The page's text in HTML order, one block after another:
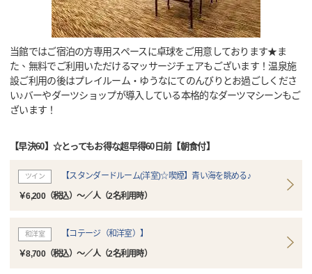
当館ではご宿泊の方専用スペースに卓球をご用意しております★ま
た、無料でご利用いただけるマッサージチェアもございます！温泉施
設ご利用の後はプレイルーム・ゆうなにてのんびりとお過ごしくださ
い♪バーやダーツショップが導入している本格的なダーツマシーンもご
ざいます！
【早決60】☆とってもお得な超早得60日前【朝食付】
ツイン 【スタンダードルーム(洋室)☆喫煙】青い海を眺める♪
￥6,200（税込）～／人（2名利用時）
和洋室 【コテージ（和洋室）】
￥8,700（税込）～／人（2名利用時）